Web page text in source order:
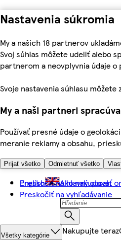
Nastavenia súkromia
My a našich 18 partnerov
Svoj súhlas môžete udeliť alebo
partnerom a neovplyvnia údaje o
Svoje nastavenia súhlasu
My a naši partneri
Používať presné údaje o
meranie reklamy a obsahu,
Prijať všetko Odmietnuť všetko
Preskočiť na hlavný obsah
Preskočiť na vyhľadávanie
English Ako nakupovať
Všetky kategórie Nakupujte teraz